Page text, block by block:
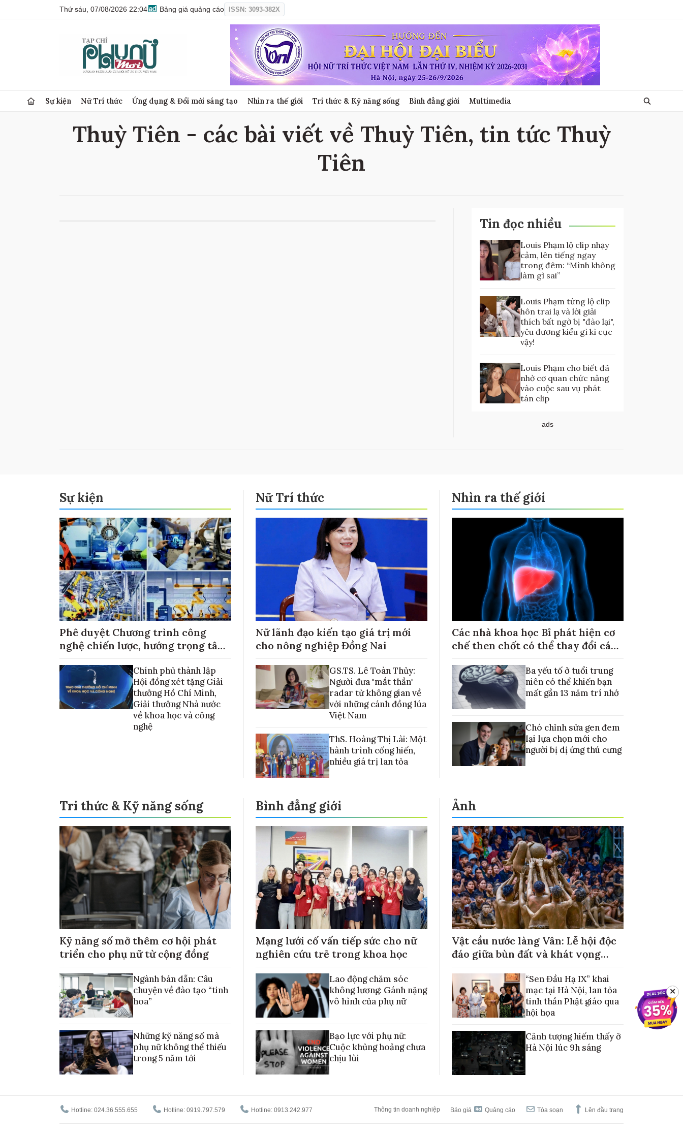
Thứ sáu, 07/08/2026 22:04 Bảng giá quảng cáo ISSN: 3093-382X
Sự kiện Nữ Trí thức Ứng dụng & Đổi mới sáng tạo Nhìn ra thế giới Tri thức & Kỹ năng sống Bình đẳng giới Multimedia
Thuỳ Tiên - các bài viết về Thuỳ Tiên, tin tức Thuỳ
Tiên
Tin đọc nhiều
Louis Phạm lộ clip nhạy
cảm, lên tiếng ngay
trong đêm: “Mình không
làm gì sai”
Louis Phạm từng lộ clip
hôn trai lạ và lời giải
thích bất ngờ bị "đào lại",
yêu đương kiểu gì kì cục
vậy!
Louis Phạm cho biết đã
nhờ cơ quan chức năng
vào cuộc sau vụ phát
tán clip
ads
Sự kiện
Phê duyệt Chương trình công
nghệ chiến lược, hướng trọng tâm
Chính phủ thành lập
Hội đồng xét tặng Giải
thưởng Hồ Chí Minh,
Giải thưởng Nhà nước
về khoa học và công
nghệ
Nữ Trí thức
Nữ lãnh đạo kiến tạo giá trị mới
cho nông nghiệp Đồng Nai
GS.TS. Lê Toàn Thủy:
Người đưa "mắt thần"
radar từ không gian về
với những cánh đồng lúa
Việt Nam
ThS. Hoàng Thị Lài: Một
hành trình cống hiến,
nhiều giá trị lan tỏa
Nhìn ra thế giới
Các nhà khoa học Bỉ phát hiện cơ
chế then chốt có thể thay đổi cách
Ba yếu tố ở tuổi trung
niên có thể khiến bạn
mất gần 13 năm trí nhớ
Chó chỉnh sửa gen đem
lại lựa chọn mới cho
người bị dị ứng thú cưng
Tri thức & Kỹ năng sống
Kỹ năng số mở thêm cơ hội phát
triển cho phụ nữ từ cộng đồng
Ngành bán dẫn: Câu
chuyện về đào tạo “tinh
hoa”
Những kỹ năng số mà
phụ nữ không thể thiếu
trong 5 năm tới
Bình đẳng giới
Mạng lưới cố vấn tiếp sức cho nữ
nghiên cứu trẻ trong khoa học
Lao động chăm sóc
không lương: Gánh nặng
vô hình của phụ nữ
Bạo lực với phụ nữ:
Cuộc khủng hoảng chưa
chịu lùi
Ảnh
Vật cầu nước làng Vân: Lễ hội độc
đáo giữa bùn đất và khát vọng
“Sen Đầu Hạ IX” khai
mạc tại Hà Nội, lan tỏa
tinh thần Phật giáo qua
hội họa
Cảnh tượng hiếm thấy ở
Hà Nội lúc 9h sáng
Hotline: 024.36.555.655 Hotline: 0919.797.579 Hotline: 0913.242.977 Thông tin doanh nghiệp Báo giá Quảng cáo Tòa soạn Lên đầu trang
✕